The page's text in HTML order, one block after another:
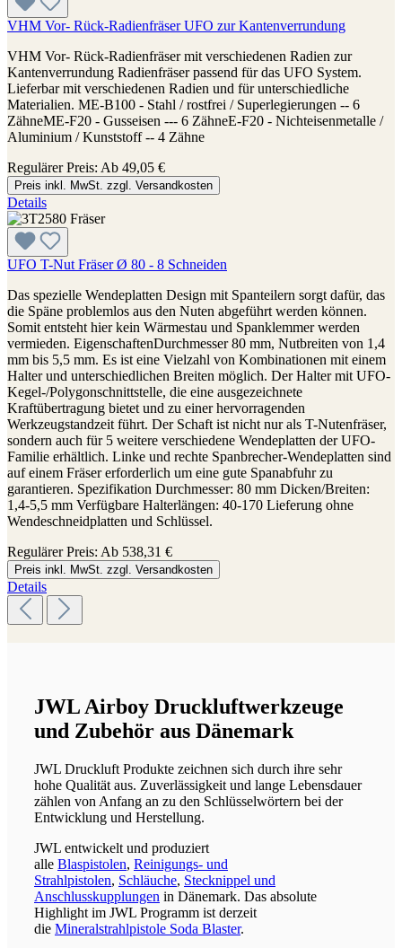
VHM Vor- Rück-Radienfräser UFO zur Kantenverrundung
VHM Vor- Rück-Radienfräser mit verschiedenen Radien zur
Kantenverrundung Radienfräser passend für das UFO System.
Lieferbar mit verschiedenen Radien und für unterschiedliche
Materialien. ME-B100 - Stahl / rostfrei / Superlegierungen -- 6
ZähneME-F20 - Gusseisen --- 6 ZähneE-F20 - Nichteisenmetalle /
Aluminium / Kunststoff -- 4 Zähne
Regulärer Preis: Ab 49,05 €
Preis inkl. MwSt. zzgl. Versandkosten
Details
UFO T-Nut Fräser Ø 80 - 8 Schneiden
Das spezielle Wendeplatten Design mit Spanteilern sorgt dafür, das
die Späne problemlos aus den Nuten abgeführt werden können.
Somit entsteht hier kein Wärmestau und Spanklemmer werden
vermieden. EigenschaftenDurchmesser 80 mm, Nutbreiten von 1,4
mm bis 5,5 mm. Es ist eine Vielzahl von Kombinationen mit einem
Halter und unterschiedlichen Breiten möglich. Der Halter mit UFO-
Kegel-/Polygonschnittstelle, die eine ausgezeichnete
Kraftübertragung bietet und zu einer hervorragenden
Werkzeugstandzeit führt. Der Schaft ist nicht nur als T-Nutenfräser,
sondern auch für 5 weitere verschiedene Wendeplatten der UFO-
Familie erhältlich. Linke und rechte Spanbrecher-Wendeplatten sind
auf einem Fräser erforderlich um eine gute Spanabfuhr zu
garantieren. Spezifikation Durchmesser: 80 mm Dicken/Breiten:
1,4-5,5 mm Verfügbare Halterlängen: 40-170 Lieferung ohne
Wendeschneidplatten und Schlüssel.
Regulärer Preis: Ab 538,31 €
Preis inkl. MwSt. zzgl. Versandkosten
Details
JWL Airboy Druckluftwerkzeuge
und Zubehör aus Dänemark
JWL Druckluft Produkte zeichnen sich durch ihre sehr
hohe Qualität aus. Zuverlässigkeit und lange Lebensdauer
zählen von Anfang an zu den Schlüsselwörtern bei der
Entwicklung und Herstellung.
JWL entwickelt und produziert
alle Blaspistolen, Reinigungs- und
Strahlpistolen, Schläuche, Stecknippel und
Anschlusskupplungen in Dänemark. Das absolute
Highlight im JWL Programm ist derzeit
die Mineralstrahlpistole Soda Blaster.